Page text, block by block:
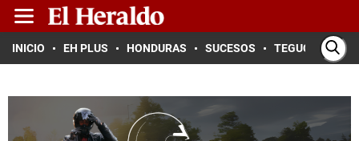
INICIO EH PLUS HONDURAS SUCESOS TEGUCIGALPA